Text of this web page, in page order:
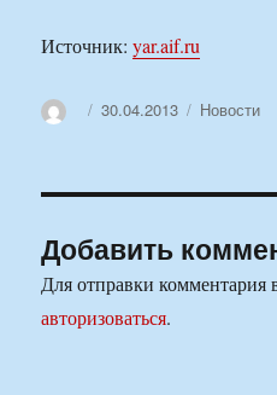
Источник:yar.aif.ru
АвторОпубликовано
30.04.2013 Рубрики
Новости
Добавить
Для отправки комментария
авторизоваться.